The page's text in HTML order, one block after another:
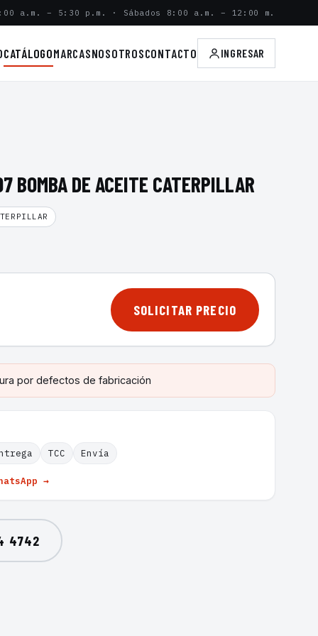
a.m. – 5:30 p.m. · Sábados 8:00 a.m. – 12:00 m.
CATÁLOGOMARCASNOSOTROSCONTACTO INGRESAR
DE ACEITE CATERPILLAR
SOLICITAR PRECIO
por defectos de fabricación
TCC Envía
→
4742